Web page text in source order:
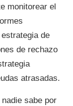
monitorear el
de
de rechazo
atrasadas.
sabe por